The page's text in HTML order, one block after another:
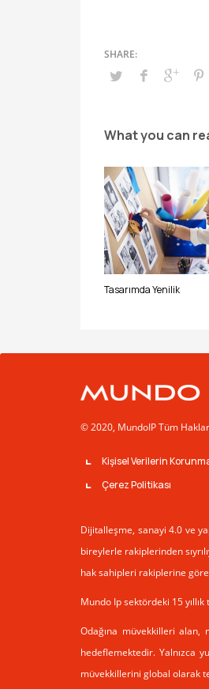
What you can
Tasarımda Yenilik
© 2020, MundoIP Tüm
Kişisel Verilerin
Çerez Politikası
Dijitalleşme, sanayi 4.0 ve
bireylerle rakiplerinden
hak sahipleri rakiplerine
Mundo Ip sektördeki 15
Odağına müvekkilleri
hedeflemektedir. Yalnızca
müvekkillerini global olarak